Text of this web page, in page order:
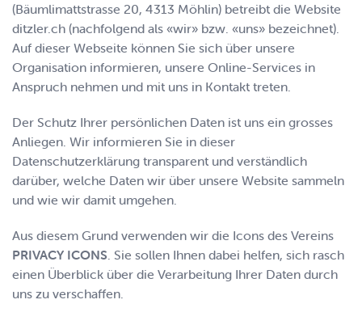
(Bäumlimattstrasse 20, 4313 Möhlin) betreibt die Website
ditzler.ch (nachfolgend als «wir» bzw. «uns» bezeichnet).
Auf dieser Webseite können Sie sich über unsere
Organisation informieren, unsere Online-Services in
Anspruch nehmen und mit uns in Kontakt treten.
Der Schutz Ihrer persönlichen Daten ist uns ein grosses
Anliegen. Wir informieren Sie in dieser
Datenschutzerklärung transparent und verständlich
darüber, welche Daten wir über unsere Website sammeln
und wie wir damit umgehen.
Aus diesem Grund verwenden wir die Icons des Vereins
PRIVACY ICONS. Sie sollen Ihnen dabei helfen, sich rasch
einen Überblick über die Verarbeitung Ihrer Daten durch
uns zu verschaffen.